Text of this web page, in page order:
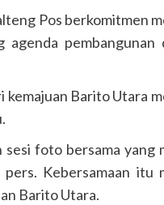
Pos berkomitmen
agenda
kemajuan Barito Utara
foto bersama
Kebersamaan itu
Barito Utara.